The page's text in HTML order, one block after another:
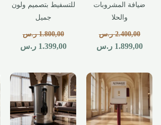
ضيافة المشروبات
والحلا
2.400,00 ر.س
1.899,00 ر.س
للتسفيط بتصميم ولون
جميل
1.800,00 ر.س
1.399,00 ر.س